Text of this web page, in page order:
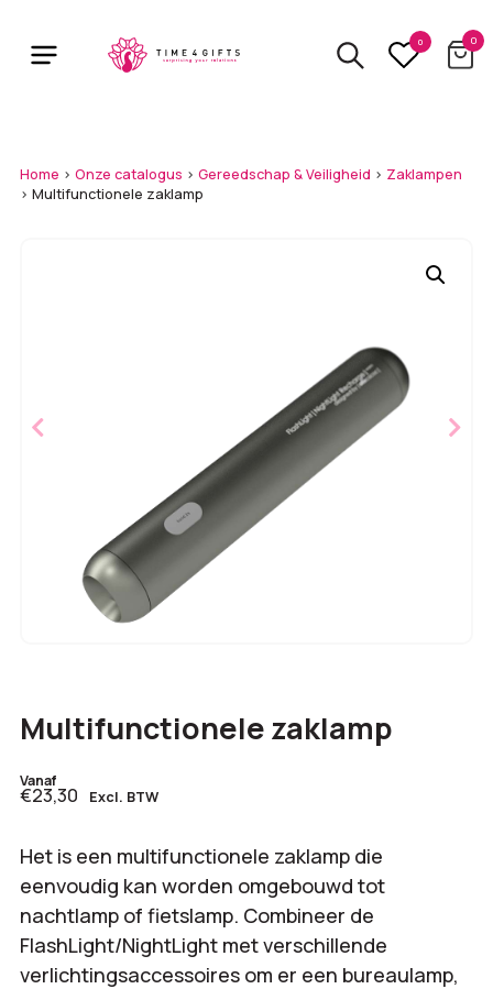
main
0 0
Home > Onze catalogus > Gereedschap & Veiligheid > Zaklampen
> Multifunctionele zaklamp
Multifunctionele zaklamp
Vanaf
€23,30 Excl. BTW
Het is een multifunctionele zaklamp die
eenvoudig kan worden omgebouwd tot
nachtlamp of fietslamp. Combineer de
FlashLight/NightLight met verschillende
verlichtingsaccessoires om er een bureaulamp,